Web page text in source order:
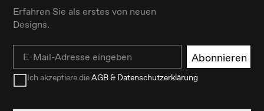
Erfahren Sie als erstes von neuen
Designs.
Email Abonnieren
Ich akzeptiere dieAGB & Datenschutzerklärung